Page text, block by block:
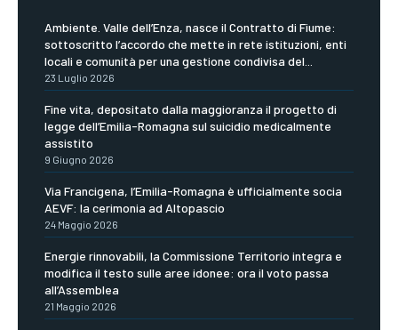
Ambiente. Valle dell’Enza, nasce il Contratto di Fiume:
sottoscritto l’accordo che mette in rete istituzioni, enti
locali e comunità per una gestione condivisa del...
23 Luglio 2026
Fine vita, depositato dalla maggioranza il progetto di
legge dell’Emilia-Romagna sul suicidio medicalmente
assistito
9 Giugno 2026
Via Francigena, l’Emilia-Romagna è ufficialmente socia
AEVF: la cerimonia ad Altopascio
24 Maggio 2026
Energie rinnovabili, la Commissione Territorio integra e
modifica il testo sulle aree idonee: ora il voto passa
all’Assemblea
21 Maggio 2026